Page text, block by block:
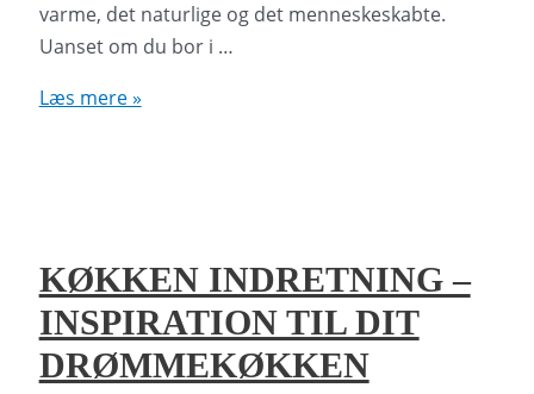
varme, det naturlige og det menneskeskabte.
Uanset om du bor i …
Nordisk
Læs mere »
KØKKEN INDRETNING –
INSPIRATION TIL DIT
DRØMMEKØKKEN